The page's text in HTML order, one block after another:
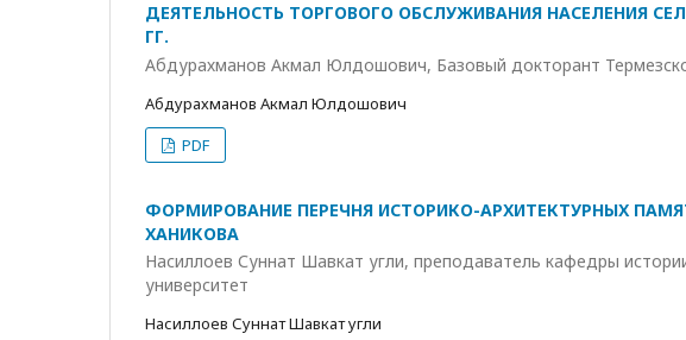
ДЕЯТЕЛЬНОСТЬ ТОРГОВОГО ОБСЛУЖИВАНИЯ НАСЕЛЕНИЯ
ГГ.
Абдурахманов Акмал Юлдошович, Базовый докторант
Абдурахманов Акмал Юлдошович
PDF
ФОРМИРОВАНИЕ ПЕРЕЧНЯ ИСТОРИКО-АРХИТЕКТУРНЫХ
ХАНИКОВА
Насиллоев Суннат Шавкат угли, преподаватель кафедры
университет
Насиллоев Суннат Шавкат угли